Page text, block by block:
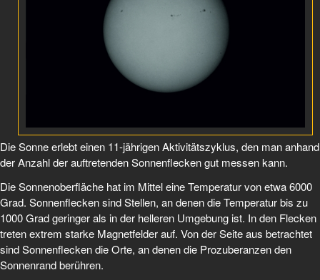
Die Sonne erlebt einen 11-jährigen Aktivitätszyklus, den man anhand
der Anzahl der auftretenden Sonnenflecken gut messen kann.
Die Sonnenoberfläche hat im Mittel eine Temperatur von etwa 6000
Grad. Sonnenflecken sind Stellen, an denen die Temperatur bis zu
1000 Grad geringer als in der helleren Umgebung ist. In den Flecken
treten extrem starke Magnetfelder auf. Von der Seite aus betrachtet
sind Sonnenflecken die Orte, an denen die Prozuberanzen den
Sonnenrand berühren.